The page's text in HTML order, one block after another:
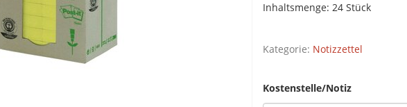
Inhaltsmenge: 24 Stück
Kategorie: Notizzettel
Kostenstelle/Notiz